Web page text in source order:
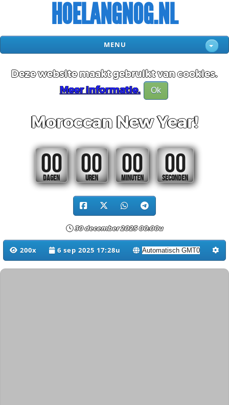
HOELANGNOG.NL
MENU
Deze website maakt gebruikt van cookies.
Meer informatie.
Ok
Moroccan New Year!
00
DAGEN
00
UREN
00
MINUTEN
00
SECONDEN
30 december 2025 00:00u
200x 6 sep 2025 17:28u